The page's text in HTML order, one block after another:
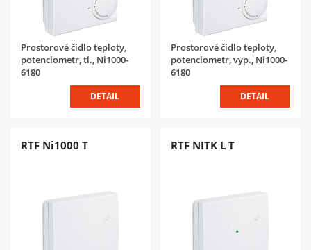
Prostorové čidlo teploty,
potenciometr, tl., Ni1000-
6180
DETAIL
Prostorové čidlo teploty,
potenciometr, vyp., Ni1000-
6180
DETAIL
RTF Ni1000 T RTF NITK L T